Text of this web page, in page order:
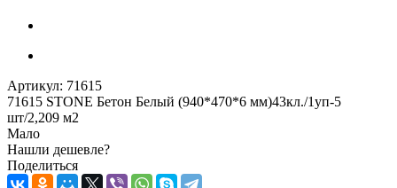
Артикул: 71615
71615 STONE Бетон Белый (940*470*6 мм)43кл./1уп-5
шт/2,209 м2
Мало
Нашли дешевле?
Поделиться